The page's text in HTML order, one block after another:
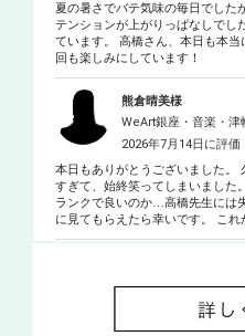
夏の暑さでバテ気味の毎日でした
テンションが上がりっぱなしでし
ています。 高橋さん、本日も本
回も楽しみにしています！
熊倉晴美様
WeArt銀座・音楽・津
2026年7月14日に評価
本日もありがとうございました。
すぎて、始終笑ってしまいました
ランクで良いのか…高橋先生には
に見てもらえたら幸いです。 これ